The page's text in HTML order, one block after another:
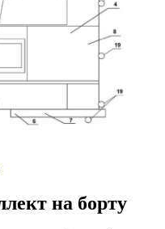
на борту